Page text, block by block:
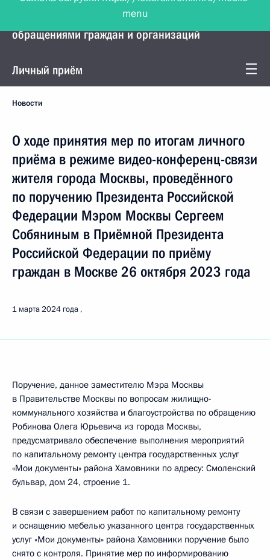
Управление Президента по работе с
обращениями граждан и организаций
Личный приём
Новости
О ходе принятия мер по итогам личного
приёма в режиме видео-конференц-связи
жителя города Москвы, проведённого
по поручению Президента Российской
Федерации Мэром Москвы Сергеем
Собяниным в Приёмной Президента
Российской Федерации по приёму
граждан в Москве 26 октября 2023 года
1 марта 2024 года
Поручение, данное заместителю Мэра Москвы
в Правительстве Москвы по вопросам жилищно-
коммунального хозяйства и благоустройства по обращению
Робинова Олега Юрьевича из города Москвы,
предусматривало обеспечение выполнения мероприятий
по капитальному ремонту центра государственных услуг
«Мои документы» района Хамовники по адресу: Смоленский
бульвар, дом 24, строение 1.
В связи с завершением работ по капитальному ремонту
и оснащению мебелью указанного центра государственных
услуг «Мои документы» района Хамовники поручение было
снято с контроля. Принятие мер по информированию
menu